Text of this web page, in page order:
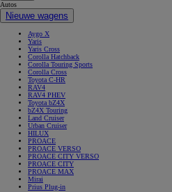
Autos
Nieuwe wagens
Aygo X
Yaris
Yaris Cross
Corolla Hatchback
Corolla Touring Sports
Corolla Cross
Toyota C-HR
RAV4
RAV4 PHEV
Toyota bZ4X
bZ4X Touring
Land Cruiser
Urban Cruiser
HILUX
PROACE
PROACE VERSO
PROACE CITY VERSO
PROACE CITY
PROACE MAX
Mirai
Prius Plug-in